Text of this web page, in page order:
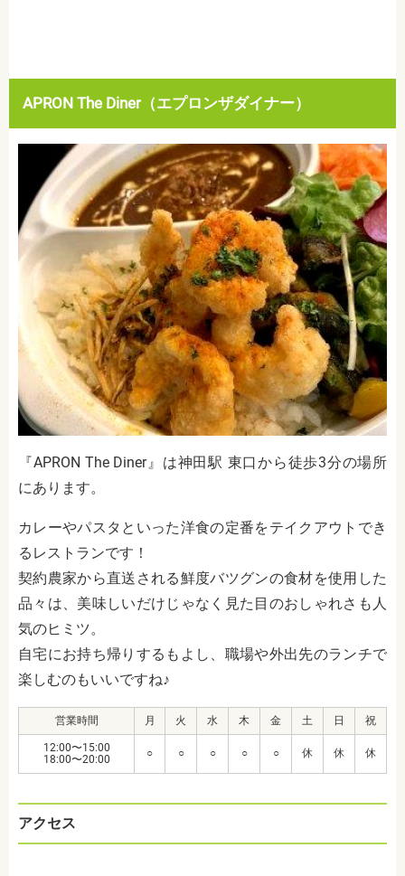
APRON The Diner（エプロンザダイナー）
『APRON The Diner』は神田駅 東口から徒歩3分の場所
にあります。
カレーやパスタといった洋食の定番をテイクアウトでき
るレストランです！
契約農家から直送される鮮度バツグンの食材を使用した
品々は、美味しいだけじゃなく見た目のおしゃれさも人
気のヒミツ。
自宅にお持ち帰りするもよし、職場や外出先のランチで
楽しむのもいいですね♪
営業時間 月 火 水 木 金 土 日 祝
12:00〜15:00
18:00〜20:00
○ ○ ○ ○ ○ 休 休 休
アクセス